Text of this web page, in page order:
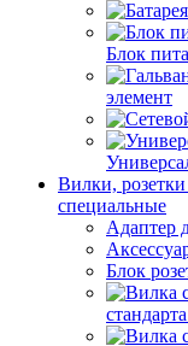
Блок
элемент
Вилки,
специальные
Адаптер
Блок